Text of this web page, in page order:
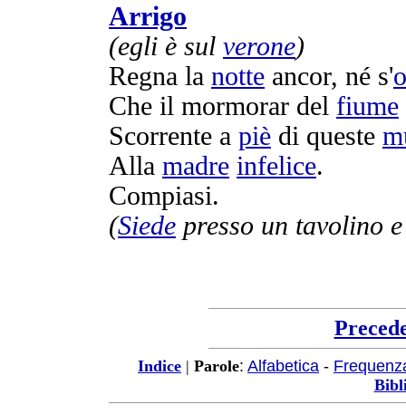
Arrigo
(egli è sul verone)
Regna la notte ancor, né s'
Che il mormorar del fiume
Scorrente a piè di queste
Alla madre infelice.
Compiasi.
(Siede presso un tavolino
Indice | Parole: Alfabetica -